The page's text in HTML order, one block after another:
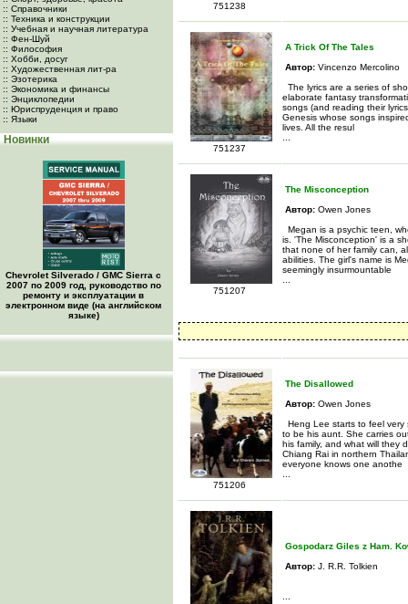
:: Справочники
:: Техника и конструкции
:: Учебная и научная литература
:: Фен-Шуй
:: Философия
:: Хобби, досуг
:: Художественная лит-ра
:: Эзотерика
:: Экономика и финансы
:: Энциклопедии
:: Юриспруденция и право
:: Языки
Новинки
Chevrolet Silverado / GMC Sierra с
2007 по 2009 год, руководство по
ремонту и эксплуатации в
электронном виде (на английском
языке)
751238
751237
A Trick Of The Tales
Автор: Vincenzo Mercolino
The lyrics are a series of
elaborate fantasy
songs (and reading their
Genesis whose songs
lives. All the resul
751207
The Misconception
Автор: Owen Jones
Megan is a psychic teen,
is. 'The Misconception' is a
that none of her family can,
abilities. The girl's name is
seemingly insurmountable
751206
The Disallowed
Автор: Owen Jones
Heng Lee starts to feel
to be his aunt. She carries
his family, and what will they
Chiang Rai in northern
everyone knows one anothe
Gospodarz Giles z Ham.
Автор: J. R.R. Tolkien